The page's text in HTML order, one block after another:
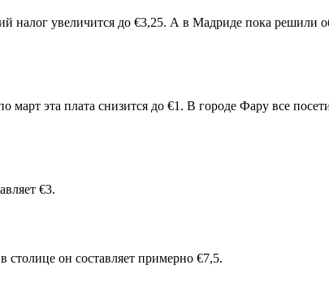
налог увеличится до €3,25. А в Мадриде пока решили
эта плата снизится до €1. В городе Фару все
€3.
столице он составляет примерно €7,5.